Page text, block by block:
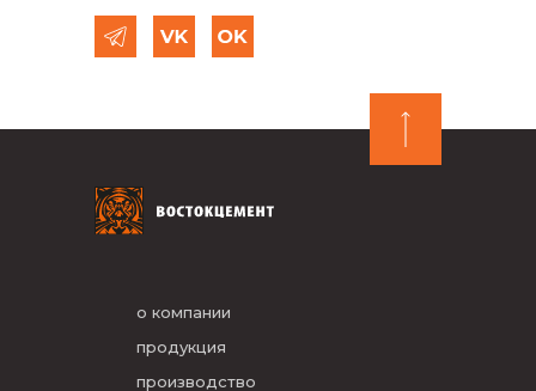
о компании
продукция
производство